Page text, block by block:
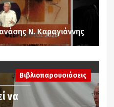
Ν. Καραγιάννης
να
Βιβλιοπαρουσιάσεις